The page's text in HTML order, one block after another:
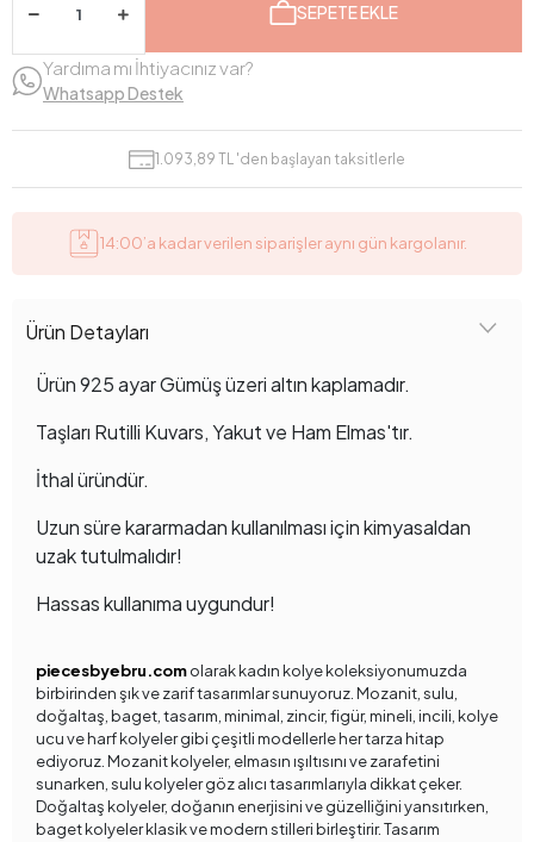
SEPETE EKLE
Yardıma mı İhtiyacınız var?
Whatsapp Destek
1.093,89 TL 'den başlayan taksitlerle
14:00’a kadar verilen siparişler aynı gün kargolanır.
Ürün Detayları
Ürün 925 ayar Gümüş üzeri altın kaplamadır.
Taşları Rutilli Kuvars, Yakut ve Ham Elmas'tır.
İthal üründür.
Uzun süre kararmadan kullanılması için kimyasaldan
uzak tutulmalıdır!
Hassas kullanıma uygundur!
piecesbyebru.comolarak kadın kolye koleksiyonumuzda
birbirinden şık ve zarif tasarımlar sunuyoruz. Mozanit, sulu,
doğaltaş, baget, tasarım, minimal, zincir, figür, mineli, incili, kolye
ucu ve harf kolyeler gibi çeşitli modellerle her tarza hitap
ediyoruz. Mozanit kolyeler, elmasın ışıltısını ve zarafetini
sunarken, sulu kolyeler göz alıcı tasarımlarıyla dikkat çeker.
Doğaltaş kolyeler, doğanın enerjisini ve güzelliğini yansıtırken,
baget kolyeler klasik ve modern stilleri birleştirir. Tasarım